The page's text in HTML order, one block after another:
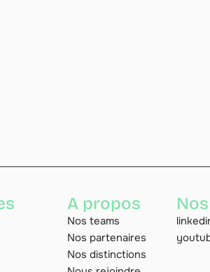
A propos
Nos teams
Nos partenaires
Nos distinctions